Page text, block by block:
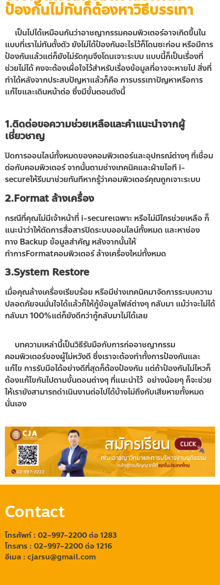
ป้องกันไม่ทันก็ต้องหาวิธีบรรเทา
เป็นไปได้เหมือนกันว่าอาชญากรรมคอมพิวเตอร์อาจเกิดขึ้นใน
แบบที่เราไม่ทันตั้งตัว ยังไม่ได้ป้องกันอะไรไว้ก็โดนซะก่อน หรือมีการ
ป้องกันแล้วแต่ก็ยังไม่รัดกุมจึงโดนเจาะระบบ แบบนี้ก็เป็นเรื่องที่
ช่วยไม่ได้ คงจะต้องเผื่อใจไว้สำหรับเรื่องข้อมูลที่อาจจะหายไป สิ่งที่
ทำได้หลังจากประสบปัญหาแล้วก็คือ การบรรเทาปัญหาหรือการ
แก้ไขและเดินหน้าต่อ ซึ่งมีขั้นตอนดังนี้
1.ติดต่อขอความช่วยเหลือและคำแนะนำจากผู้
เชี่ยวชาญ
ปิดการออนไลน์ทั้งหมดของคอมพิวเตอร์และอุปกรณ์ต่างๆ ที่เชื่อม
ต่อกับคอมพิวเตอร์ จากนั้นตามช่างเทคนิคและฝ่ายไอที i-
secureให้รีบมาช่วยทันทีหากรู้ว่าคอมพิวเตอร์คุณถูกเจาะระบบ
2.Format ล้างเครื่อง
กรณีที่คุณไม่มีเจ้าหน้าที่ i-secureเฉพาะ หรือไม่มีใครช่วยเหลือ ก็
แนะนำว่าให้ตัดการสื่อสารปิดระบบออนไลน์ทั้งหมด และหาช่อง
ทาง Backup ข้อมูลสำคัญ หลังจากนั้นให้
ทำการFormatคอมพิวเตอร์ ล้างเครื่องใหม่ทั้งหมด
3.System Restore
เมื่อคุณล้างเครื่องเรียบร้อย หรือมีช่างเทคนิคมาจัดการระบบความ
ปลอดภัยจนมั่นใจได้แล้วก็ให้กู้ข้อมูลไฟล์ต่างๆ กลับมา แม้ว่าจะไม่ได้
กลับมา 100%แต่ก็ยังดีกว่ากู้กลับมาไม่ได้เลย
บทความเหล่านี้เป็นวิธีรับมือกับการก่ออาชญากรรม
คอมพิวเตอร์ของผู้ไม่หวังดี ซึ่งเราจะต้องทำทั้งการป้องกันและ
แก้ไข การรับมือได้อย่างดีที่สุดก็ต้องป้องกัน แต่ถ้าป้องกันไม่ไหวก็
ต้องแก้ไขกันไปตามขั้นตอนต่างๆ ที่แนะนำไว้ อย่างน้อยๆ ก็จะช่วย
ให้เรายังสามารถดำเนินงานต่อไปได้บ้างไม่ถึงกับเสียหายทั้งหมด
นั่นเอง
Contact
โทรศัพท์ : 02–997–2200ต่อ 1283
โทรสาร : 02–997–2200 ต่อ 1216
อีเมล : cjarsu@gmail.com